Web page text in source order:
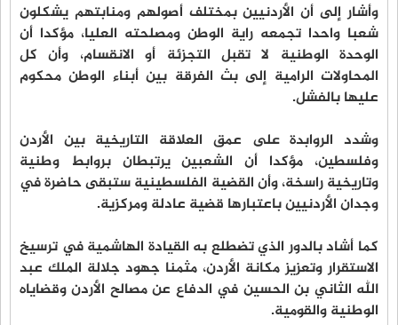
وأشار إلى أن الأردنيين بمختلف أصولهم ومنابتهم يشكلون
شعبا واحدا تجمعه راية الوطن ومصلحته العليا، مؤكدا أن
الوحدة الوطنية لا تقبل التجزئة أو الانقسام، وأن كل
المحاولات الرامية إلى بث الفرقة بين أبناء الوطن محكوم
عليها بالفشل.
وشدد الروابدة على عمق العلاقة التاريخية بين الأردن
وفلسطين، مؤكدا أن الشعبين يرتبطان بروابط وطنية
وتاريخية راسخة، وأن القضية الفلسطينية ستبقى حاضرة في
وجدان الأردنيين باعتبارها قضية عادلة ومركزية.
كما أشاد بالدور الذي تضطلع به القيادة الهاشمية في ترسيخ
الاستقرار وتعزيز مكانة الأردن، مثمنا جهود جلالة الملك عبد
الله الثاني بن الحسين في الدفاع عن مصالح الأردن وقضاياه
الوطنية والقومية.